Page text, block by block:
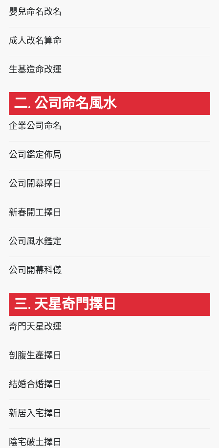
嬰兒命名改名
成人改名算命
生基造命改運
二. 公司命名風水
企業公司命名
公司鑑定佈局
公司開幕擇日
新春開工擇日
公司風水鑑定
公司開幕科儀
三. 天星奇門擇日
奇門天星改運
剖腹生產擇日
結婚合婚擇日
新居入宅擇日
陰宅破土擇日